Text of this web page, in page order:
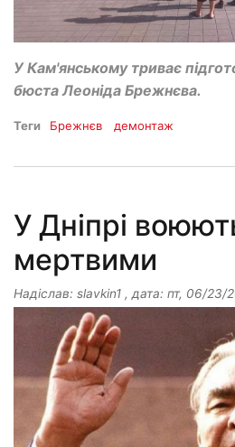
У Кам'янському триває
бюста Леоніда Брежнєва.
Теги Брежнєв демонтаж
У Дніпрі
мертвими
Надіслав: slavkin1 , дата: пт, 06/23/